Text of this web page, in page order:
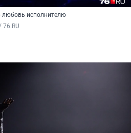
любовь исполнителю